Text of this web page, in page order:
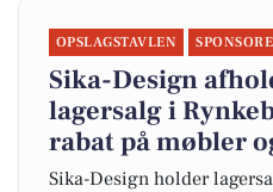
OPSLAGSTAVLEN
Sika-Design
lagersalg i
rabat på møbler
Sika-Design holder